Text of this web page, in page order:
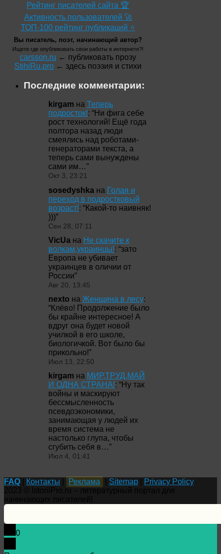
Рейтинг писателей сайта 🏆
Активность пользователей 🚀
ТОП-100 рейтинг публикаций ⭐
Вы писатель, поэт, начинающий автор?
Ищете где опубликовать свои работы в интернете?!
carsson.ru ← публиковать прозу
StihiRu.pro ← здесь поэзия и стихи
Последние комментарии:
kirgam на Теперь
подросток!: “Ни фига себе
рост технологий! Ещё года
полтора назад люди
смеялись над роботами-
генераторами текста, а
теперь сами вынуждены
сами им…”
Окт 3, 23:21
sosedyshka на Голая и
переход в подростковый
возраст!: “Какой-то наивняк!
)))”
Сен 28, 07:11
VicUa на Не скачите к
волкам,украинцы!: “зато
Европа не убивает
украинцев в оличии от
России”
Авг 20, 13:45
nexto на Женщина в лесу:
“Клёво! Продолжение было
бы крайне интересное! А
вдруг она будет новой
училкой в его школе,
биологичкой. Вот было бы
прикольно!”
Июл 13, 22:50
kirgam на МИР,ТРУД,МАЙ
И ОДНА СТРАНА!: “Ну так
войны и маскируют
бессмысленность
псевдоэкономики,
занимающая у людей их
время система не
настолько глупа, чтобы
сгубить себя в…”
Июл 4, 01:41
FAQ Контакты Реклама Sitemap
Privacy Policy
0